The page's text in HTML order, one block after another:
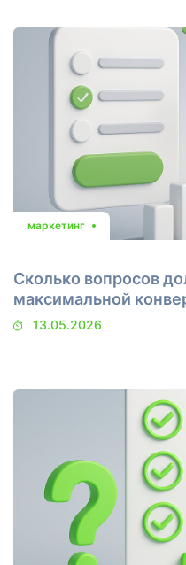
маркетинг
Сколько вопросов
максимальной
13.05.2026